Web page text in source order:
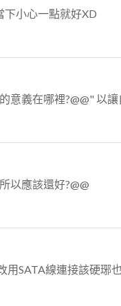
下小心一點就好XD
意義在哪裡?@@" 以
以應該還好?@@